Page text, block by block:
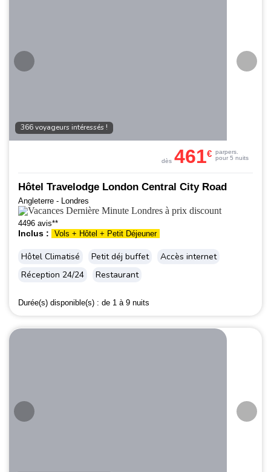
366 voyageurs intéressés !
Hôtel Travelodge London Central City Road
Angleterre - Londres
4496 avis**
Inclus : Vols + Hôtel + Petit Déjeuner
Hôtel Climatisé Petit déj buffet
Accès internet
Réception 24/24
Restaurant
Durée(s) disponible(s) : de 1 à 9 nuits
dès 461€ parpers.
pour 5 nuits